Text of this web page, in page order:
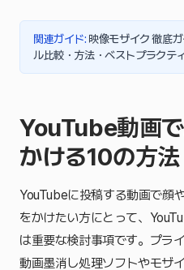
関連ガイド: 映像モザイク 徹底
ル比較・方法・ベストプラクテ
YouTube動画
かける10の方
YouTubeに投稿する動画で顔
をかけたい方にとって、
は重要な検討事項です。プラ
動画墨消し処理ソフトやモザ